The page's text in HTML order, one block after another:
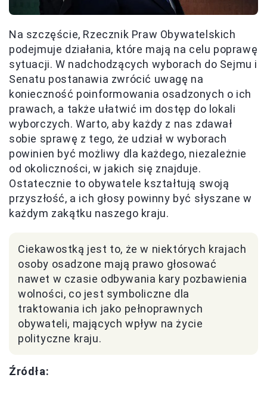
Na szczęście, Rzecznik Praw Obywatelskich
podejmuje działania, które mają na celu poprawę
sytuacji. W nadchodzących wyborach do Sejmu i
Senatu postanawia zwrócić uwagę na
konieczność poinformowania osadzonych o ich
prawach, a także ułatwić im dostęp do lokali
wyborczych. Warto, aby każdy z nas zdawał
sobie sprawę z tego, że udział w wyborach
powinien być możliwy dla każdego, niezależnie
od okoliczności, w jakich się znajduje.
Ostatecznie to obywatele kształtują swoją
przyszłość, a ich głosy powinny być słyszane w
każdym zakątku naszego kraju.
Ciekawostką jest to, że w niektórych krajach
osoby osadzone mają prawo głosować
nawet w czasie odbywania kary pozbawienia
wolności, co jest symboliczne dla
traktowania ich jako pełnoprawnych
obywateli, mających wpływ na życie
polityczne kraju.
Źródła: